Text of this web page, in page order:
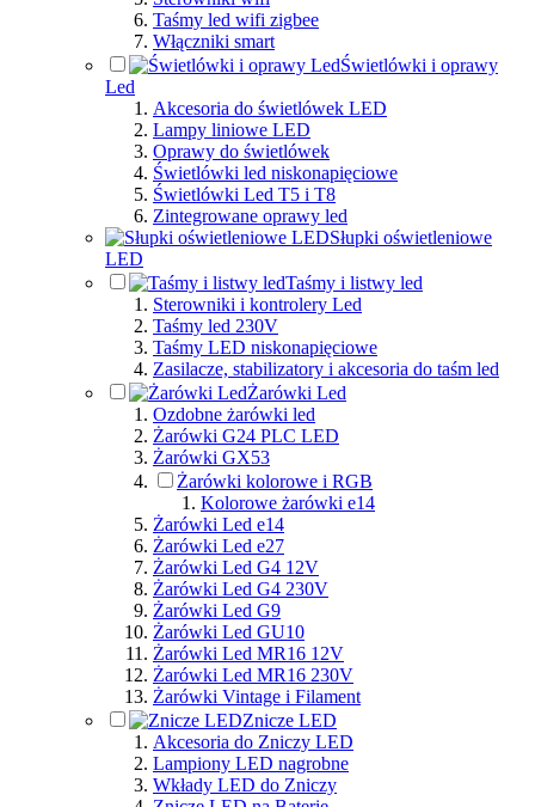
Taśmy led wifi zigbee
Włączniki smart
Świetlówki i oprawy
Led
Akcesoria do świetlówek LED
Lampy liniowe LED
Oprawy do świetlówek
Świetlówki led niskonapięciowe
Świetlówki Led T5 i T8
Zintegrowane oprawy led
Słupki oświetleniowe
LED
Taśmy i listwy led
Sterowniki i kontrolery Led
Taśmy led 230V
Taśmy LED niskonapięciowe
Zasilacze, stabilizatory i akcesoria do taśm led
Żarówki Led
Ozdobne żarówki led
Żarówki G24 PLC LED
Żarówki GX53
Żarówki kolorowe i RGB
Kolorowe żarówki e14
Żarówki Led e14
Żarówki Led e27
Żarówki Led G4 12V
Żarówki Led G4 230V
Żarówki Led G9
Żarówki Led GU10
Żarówki Led MR16 12V
Żarówki Led MR16 230V
Żarówki Vintage i Filament
Znicze LED
Akcesoria do Zniczy LED
Lampiony LED nagrobne
Wkłady LED do Zniczy